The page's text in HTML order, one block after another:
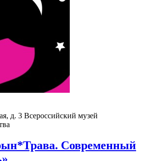
д. 3 Всероссийский музей
Современный